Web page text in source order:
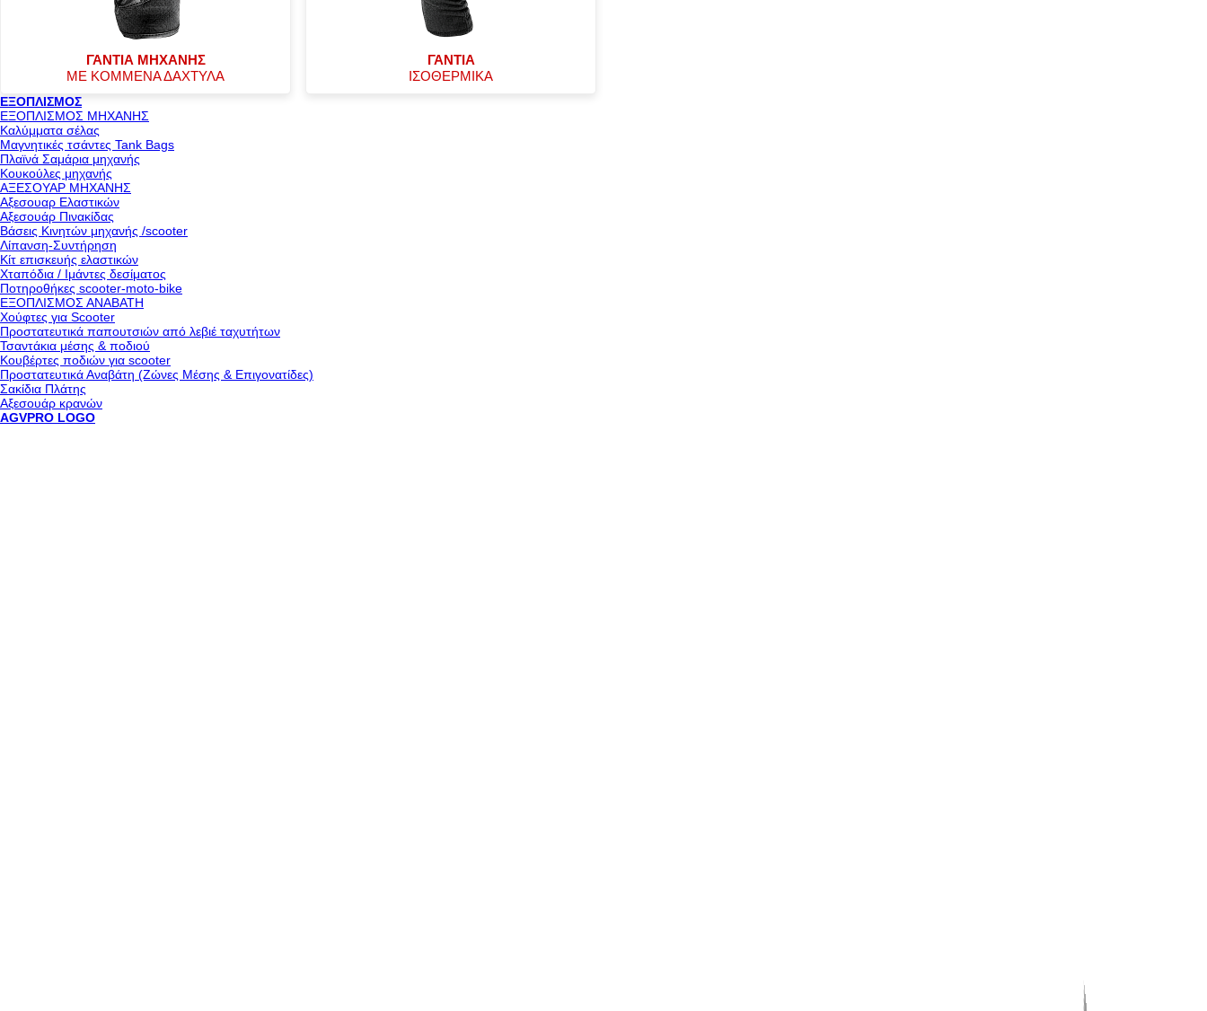
ΓΑΝΤΙΑ ΜΗΧΑΝΗΣ
ΜΕ ΚΟΜΜΕΝΑ ΔΑΧΤΥΛΑ
ΓΑΝΤΙΑ
ΙΣΟΘΕΡΜΙΚΑ
ΕΞΟΠΛΙΣΜΟΣ
ΕΞΟΠΛΙΣΜΟΣ ΜΗΧΑΝΗΣ
Καλύμματα σέλας
Μαγνητικές τσάντες Tank Bags
Πλαϊνά Σαμάρια μηχανής
Κουκούλες μηχανής
ΑΞΕΣΟΥΑΡ ΜΗΧΑΝΗΣ
Αξεσουαρ Ελαστικών
Αξεσουάρ Πινακίδας
Βάσεις Κινητών μηχανής /scooter
Λίπανση-Συντήρηση
Κίτ επισκευής ελαστικών
Χταπόδια / Ιμάντες δεσίματος
Ποτηροθήκες scooter-moto-bike
ΕΞΟΠΛΙΣΜΟΣ ΑΝΑΒΑΤΗ
Χούφτες για Scooter
Προστατευτικά παπουτσιών από λεβιέ ταχυτήτων
Τσαντάκια μέσης & ποδιού
Κουβέρτες ποδιών για scooter
Προστατευτικά Αναβάτη (Ζώνες Μέσης & Επιγονατίδες)
Σακίδια Πλάτης
Αξεσουάρ κρανών
AGVPRO LOGO